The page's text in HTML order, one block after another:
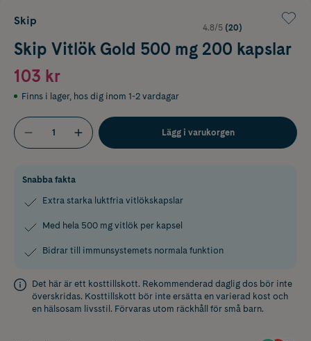
Skip
4.8/5 (20)
Skip Vitlök Gold 500 mg 200 kapslar
103 kr
Finns i lager, hos dig inom 1-2 vardagar
Lägg i varukorgen
Snabba fakta
Extra starka luktfria vitlökskapslar
Med hela 500 mg vitlök per kapsel
Bidrar till immunsystemets normala funktion
Det här är ett kosttillskott. Rekommenderad daglig dos bör inte
överskridas. Kosttillskott bör inte ersätta en varierad kost och
en hälsosam livsstil. Förvaras utom räckhåll för små barn.